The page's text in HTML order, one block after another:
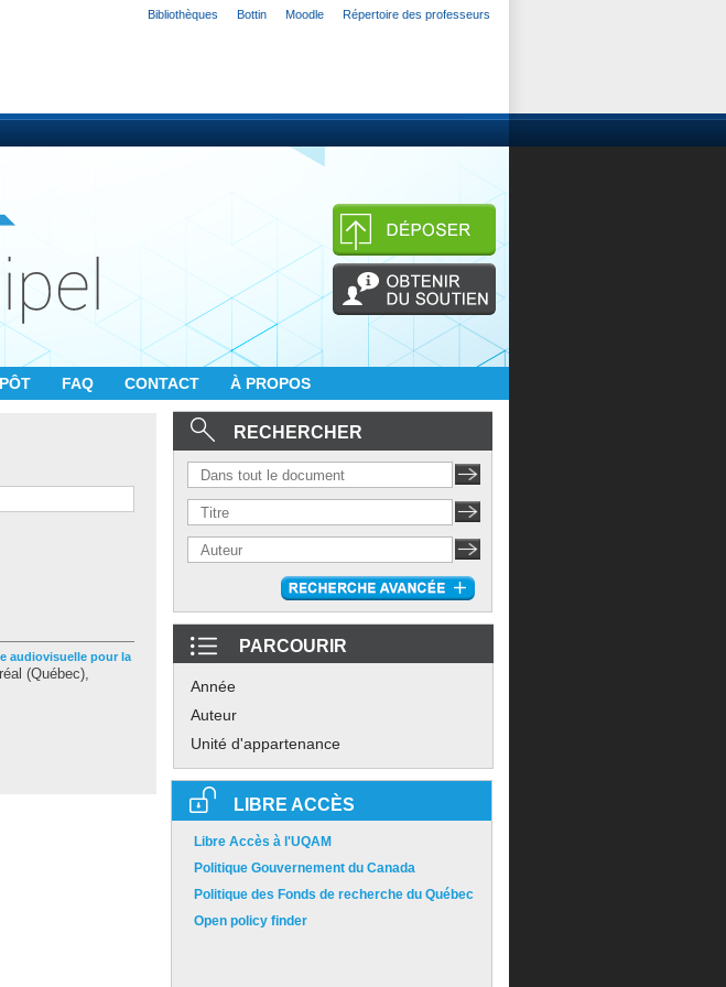
Bibliothèques Bottin Moodle Répertoire des professeurs
FAQ CONTACT À PROPOS
audiovisuelle pour la
(Québec),
RECHERCHER
PARCOURIR
Année
Auteur
Unité d'appartenance
LIBRE ACCÈS
Libre Accès à l'UQAM
Politique Gouvernement du Canada
Politique des Fonds de recherche du Québec
Open policy finder